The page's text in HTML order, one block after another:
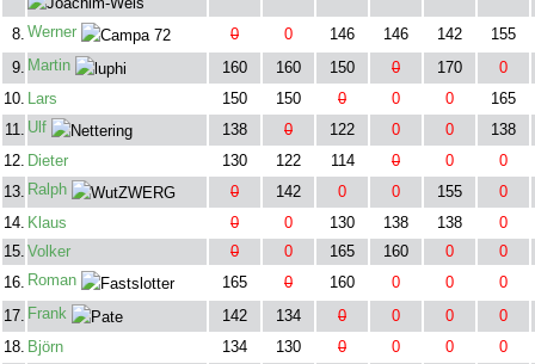
8. Werner 0 0 146 146 142
155
9. Martin 160 160 150 0 170
0
10. Lars 150 150 0 0 0
165
11. Ulf 138 0 122 0 0
138
12. Dieter 130 122 114 0 0
0
13. Ralph 0 142 0 0 155
0
14. Klaus 0 0 130 138 138
0
15. Volker 0 0 165 160 0
0
16. Roman 165 0 160 0 0
0
17. Frank 142 134 0 0 0
0
18. Björn 134 130 0 0 0
0